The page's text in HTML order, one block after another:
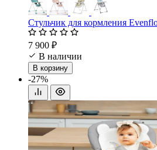
Стульчик для кормления
7 900 ₽
В наличии
В корзину
-27%